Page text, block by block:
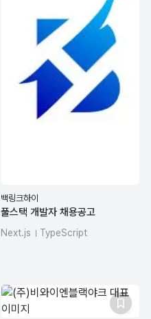
백링크하이
풀스택 개발자 채용공고
Next.js
TypeScript